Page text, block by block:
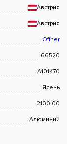
Австрия
Австрия
Offner
66520
A101K70
Ясень
2100.00
Алюминий